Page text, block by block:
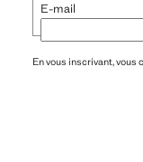
E-mail
En vous inscrivant, vous